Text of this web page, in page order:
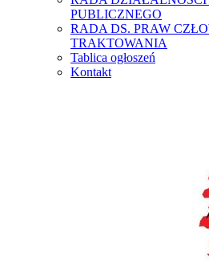
PUBLICZNEGO
RADA DS. PRAW
TRAKTOWANIA
Tablica ogłoszeń
Kontakt